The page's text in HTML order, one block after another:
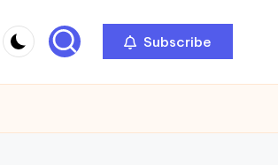
Subscribe